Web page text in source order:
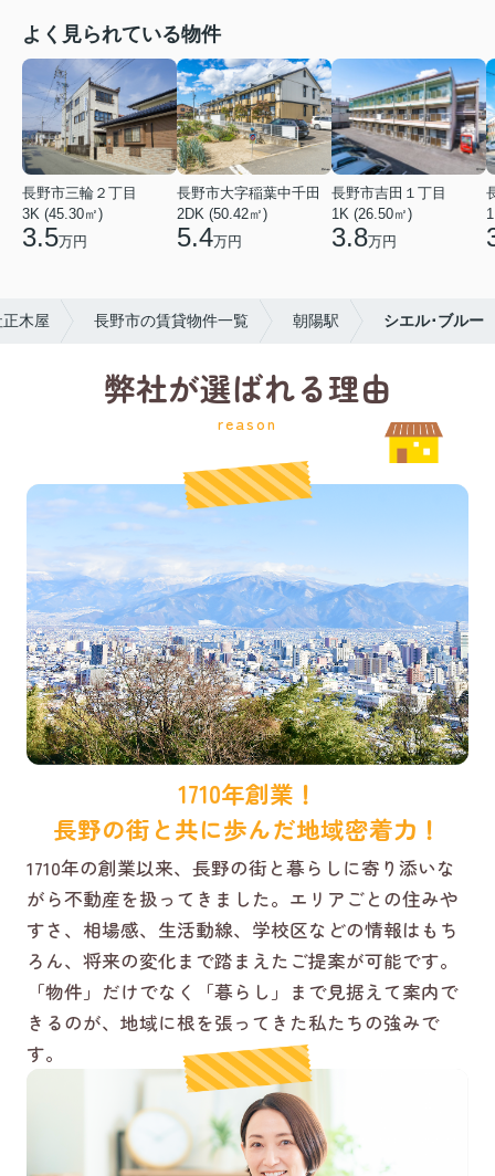
よく見られている物件
長野市三輪２丁目
3K (45.30㎡)
3.5万円
長野市大字稲葉中千田
2DK (50.42㎡)
5.4万円
長野市吉田１丁目
1K (26.50㎡)
3.8万円
木屋 長野市の賃貸物件一覧 朝陽駅 シエル･ブルー
弊社が選ばれる理由
reason
1710年創業！
長野の街と共に歩んだ地域密着力！
1710年の創業以来、長野の街と暮らしに寄り添いな
がら不動産を扱ってきました。エリアごとの住みや
すさ、相場感、生活動線、学校区などの情報はもち
ろん、将来の変化まで踏まえたご提案が可能です。
「物件」だけでなく「暮らし」まで見据えて案内で
きるのが、地域に根を張ってきた私たちの強みで
す。